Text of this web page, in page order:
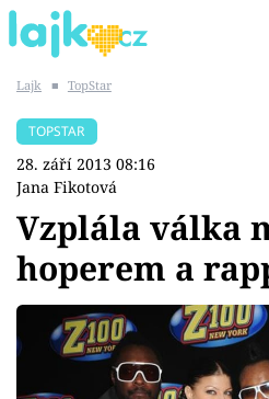
SHOPAHOLICADEL
Témata
Showbyznys
Youtubeři
Lajk ■ TopStar
TOPSTAR
28. září 2013 08:16
Jana Fikotová
Vzplála válka
hoperem a